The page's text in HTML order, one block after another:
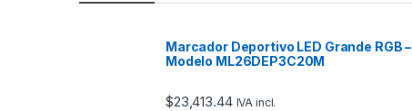
Marcador Deportivo LED Grande RGB –
Modelo ML26DEP3C20M
$23,413.44 IVA incl.